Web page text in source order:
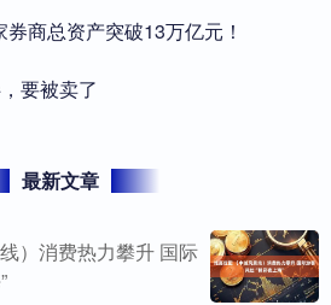
商总资产突破13万亿元！
要被卖了
最新文章
）消费热力攀升 国际